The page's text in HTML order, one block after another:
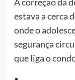
estava a cerca
onde o
segurança
que liga o